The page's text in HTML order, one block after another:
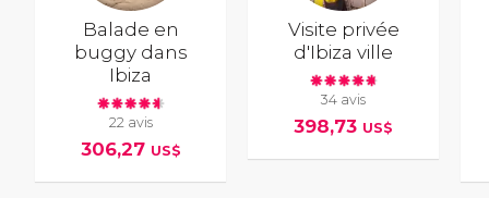
Balade en
buggy dans
Ibiza
22 avis
306,27 US$
Visite privée
d'Ibiza ville
34 avis
398,73 US$